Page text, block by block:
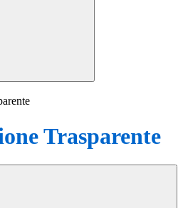
Trasparente